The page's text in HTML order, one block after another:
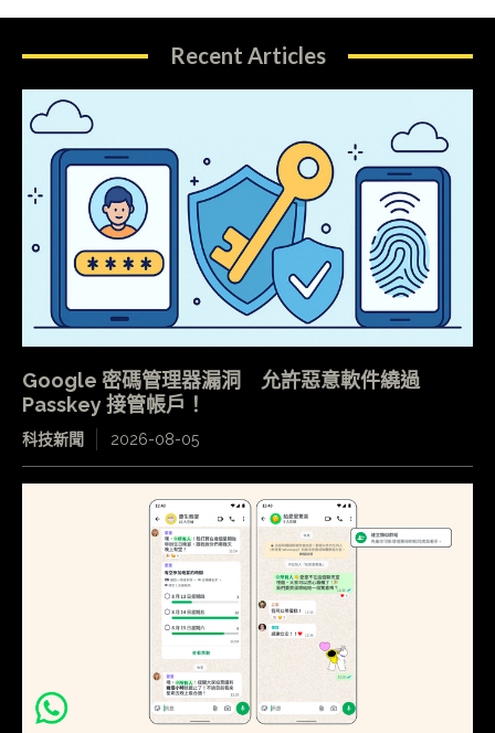
Recent Articles
Google 密碼管理器漏洞 允許惡意軟件繞過
Passkey 接管帳戶！
科技新聞 2026-08-05